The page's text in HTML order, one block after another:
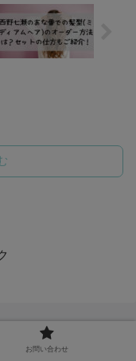
お問い合わせ